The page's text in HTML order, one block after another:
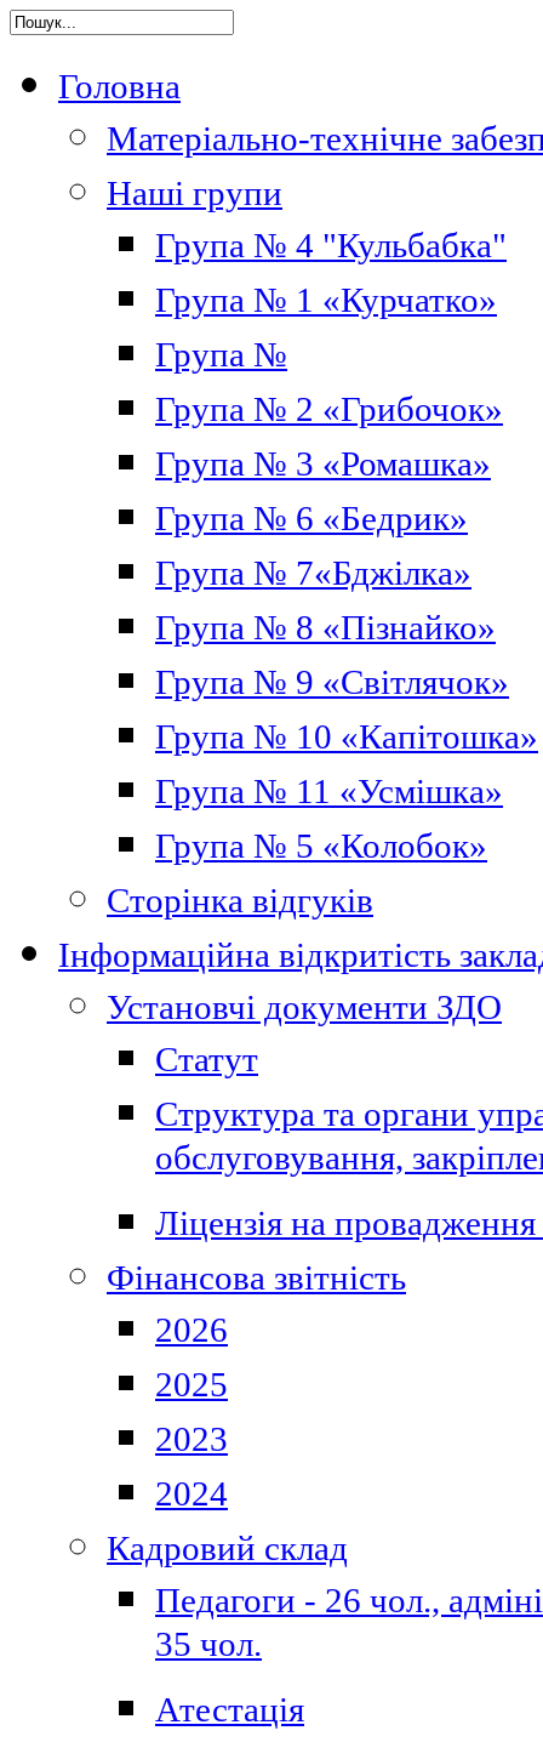
Головна
Матеріально-технічне
Наші групи
Група № 4 "Кульбабка"
Група № 1 «Курчатко»
Група №
Група № 2 «Грибочок»
Група № 3 «Ромашка»
Група № 6 «Бедрик»
Група № 7«Бджілка»
Група № 8 «Пізнайко»
Група № 9 «Світлячок»
Група № 10 «Капітошка»
Група № 11 «Усмішка»
Група № 5 «Колобок»
Сторінка відгуків
Інформаційна відкритість
Установчі документи ЗДО
Статут
Структура та органи
обслуговування,
Ліцензія на провадження
Фінансова звітність
2026
2025
2023
2024
Кадровий склад
Педагоги - 26 чол.,
35 чол.
Атестація